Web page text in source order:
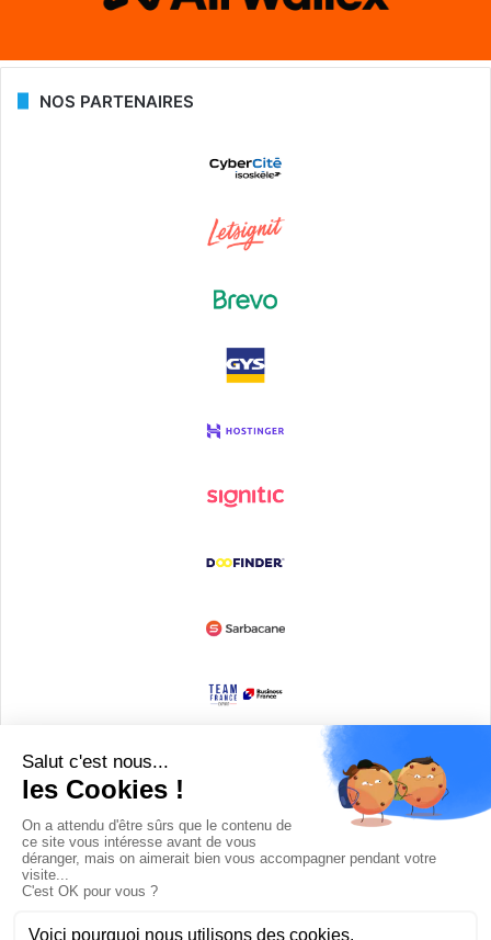
NOS PARTENAIRES
Devenir partenaire
© Copyright 2008 / 2026,DECODE MEDIA, The Innovation Media